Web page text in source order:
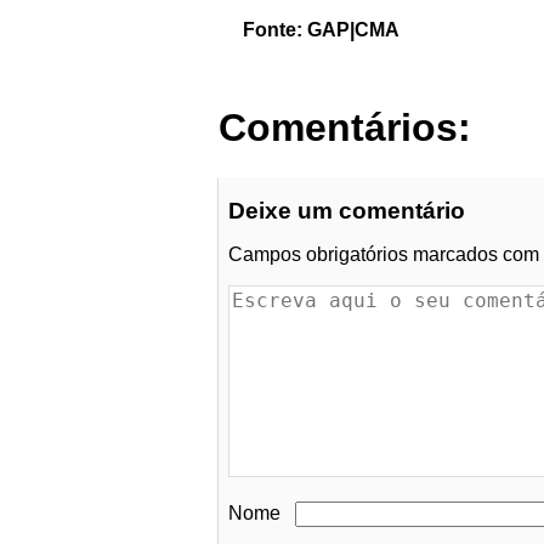
Fonte: GAP|CMA
Comentários:
Deixe um comentário
Campos obrigatórios marcados com
Nome